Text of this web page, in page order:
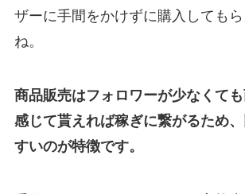
ザーに手間をかけずに購入しても
ね。
商品販売はフォロワーが少なくて
感じて貰えれば稼ぎに繋がるため
すいのが特徴です。